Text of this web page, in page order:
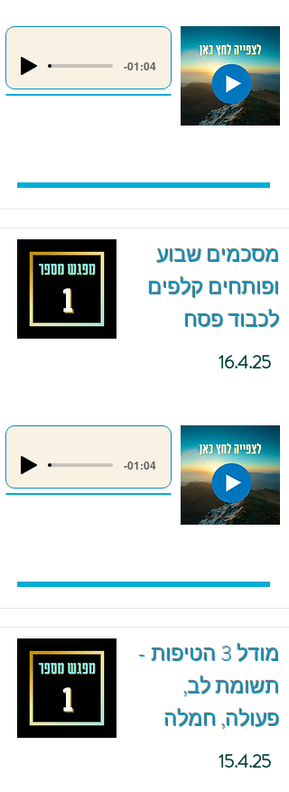
-01:04
מסכמים שבוע
ופותחים קלפים
לכבוד פסח
16.4.25
-01:04
מודל 3 הטיפות -
תשומת לב,
פעולה, חמלה
15.4.25